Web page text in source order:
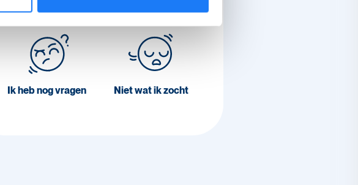
Ik heb nog vragen Niet wat ik zocht